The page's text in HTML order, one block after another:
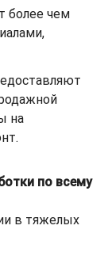
более чем
на
по всему
в тяжелых